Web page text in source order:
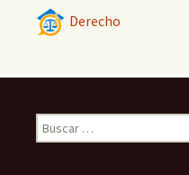
Derecho
Buscar: